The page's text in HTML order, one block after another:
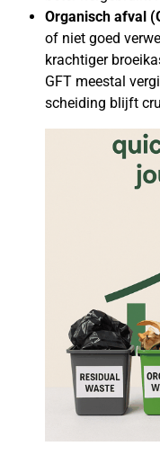
Organisch afval
of niet goed
krachtiger
GFT meestal
scheiding blijft